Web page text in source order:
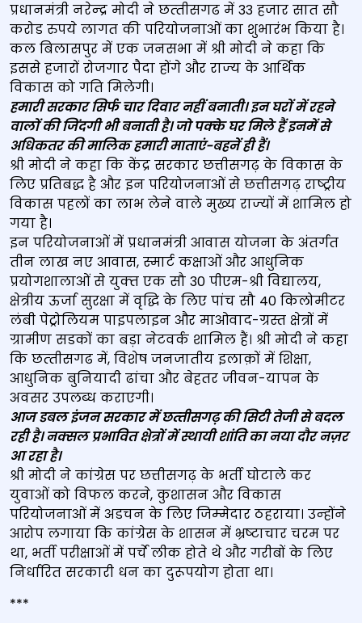
प्रधानमंत्री नरेन्‍द्र मोदी ने छत्‍तीसगढ में 33 हजार सात सौ
करोड रुपये लागत की परियोजनाओं का शुभारंभ किया है।
कल बिलासपुर में एक जनसभा में श्री मोदी ने कहा कि
इससे हजारों रोजगार पैदा होंगे और राज्‍य के आर्थिक
विकास को गति मिलेगी।
हमारी सरकार सिर्फ चार दिवार नहीं बनाती। इन घरों में रहने
वालों की जिंदगी भी बनाती है। जो पक्‍के घर मिले हैं इनमें से
अधिकतर की मालिक हमारी माताएं-बहनें ही हैं।
श्री मोदी ने कहा कि केंद्र सरकार छत्तीसगढ़ के विकास के
लिए प्रतिबद्ध है और इन परियोजनाओं से छत्तीसगढ़ राष्‍ट्रीय
विकास पहलों का लाभ लेने वाले मुख्य राज्‍यों में शामिल हो
गया है।
इन परियोजनाओं में प्रधानमंत्री आवास योजना के अंतर्गत
तीन लाख नए आवास, स्‍मार्ट कक्षाओं और आधुनिक
प्रयोगशालाओं से युक्‍त एक सौ 30 पीएम-श्री विद्यालय,
क्षेत्रीय ऊर्जा सुरक्षा में वृद्धि के लिए पांच सौ 40 किलोमीटर
लंबी पेट्रोलियम पाइपलाइन और माओवाद-ग्रस्त क्षेत्रों में
ग्रामीण सडकों का बड़ा नेटवर्क शामिल हैं। श्री मोदी ने कहा
कि छत्‍तीसगढ में, विशेष जनजातीय इलाक़ों में शिक्षा,
आधुनिक बुनियादी ढांचा और बेहतर जीवन-यापन के
अवसर उपलब्ध कराएगी।
आज डबल इंजन सरकार में छत्‍तीसगढ़ की सिटी तेजी से बदल
रही है। नक्‍सल प्रभावित क्षेत्रों में स्‍थायी शांति का नया दौर नज़र
आ रहा है।
श्री मोदी ने कांग्रेस पर छत्तीसगढ़ के भर्ती घोटाले कर
युवाओं को विफल करने, कुशासन और विकास
परियोजनाओं में अडचन के लिए जिम्‍मेदार ठहराया। उन्‍होंने
आरोप लगाया कि कांग्रेस के शासन में भ्रष्‍टाचार चरम पर
था, भर्ती परीक्षाओं में पर्चे लीक होते थे और गरीबों के लिए
निर्धारित सरकारी धन का दुरूपयोग होता था।
***